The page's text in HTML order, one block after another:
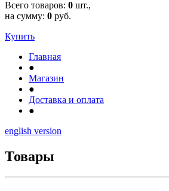
Всего товаров: 0 шт.,
на сумму: 0 руб.
Купить
Главная
●
Магазин
●
Доставка и оплата
●
english version
Товары